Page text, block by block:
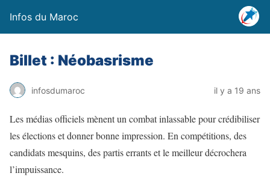
Infos du Maroc
Billet : Néobasrisme
infosdumaroc il y a 19 ans
Les médias officiels mènent un combat inlassable pour crédibiliser
les élections et donner bonne impression. En compétitions, des
candidats mesquins, des partis errants et le meilleur décrochera
l’impuissance.